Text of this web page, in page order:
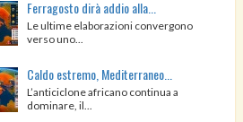
Ferragosto dirà addio alla...
Le ultime elaborazioni convergono
verso uno...
Caldo estremo, Mediterraneo...
L’anticiclone africano continua a
dominare, il...